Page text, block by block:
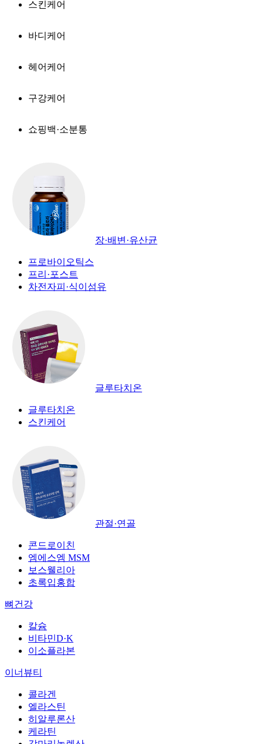
스킨케어
바디케어
헤어케어
구강케어
쇼핑백·소분통
장·배변·유산균
프로바이오틱스
프리·포스트
차전자피·식이섬유
글루타치온
글루타치온
스킨케어
관절·연골
콘드로이친
엠에스엠 MSM
보스웰리아
초록입홍합
뼈건강
칼슘
비타민D·K
이소플라본
이너뷰티
콜라겐
엘라스틴
히알루론산
케라틴